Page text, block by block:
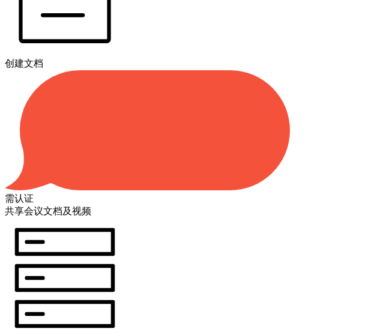
创建文档
需认证
共享会议文档及视频